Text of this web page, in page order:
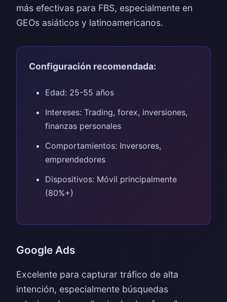
más efectivas para FBS, especialmente en
GEOs asiáticos y latinoamericanos.
Configuración recomendada:
Edad: 25-55 años
Intereses: Trading, forex, inversiones,
finanzas personales
Comportamientos: Inversores,
emprendedores
Dispositivos: Móvil principalmente
(80%+)
Google Ads
Excelente para capturar tráfico de alta
intención, especialmente búsquedas